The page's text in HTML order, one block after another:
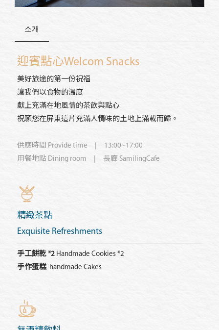
소개
迎賓點心Welcom Snacks
美好旅途的第一份祝福
讓我們以食物的溫度
獻上充滿在地風情的茶飲與點心
祝願您在屏東這片充滿人情味的土地上滿載而歸。
供應時間 Provide time | 13:00~17:00
用餐地點 Dining room | 長廊 SamilingCafe
精緻茶點
Exquisite Refreshments
手工餅乾 *2 Handmade Cookies *2
手作蛋糕 handmade Cakes